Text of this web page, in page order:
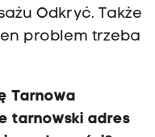
Odkryć. Także
problem trzeba
Tarnowa
tarnowski adres